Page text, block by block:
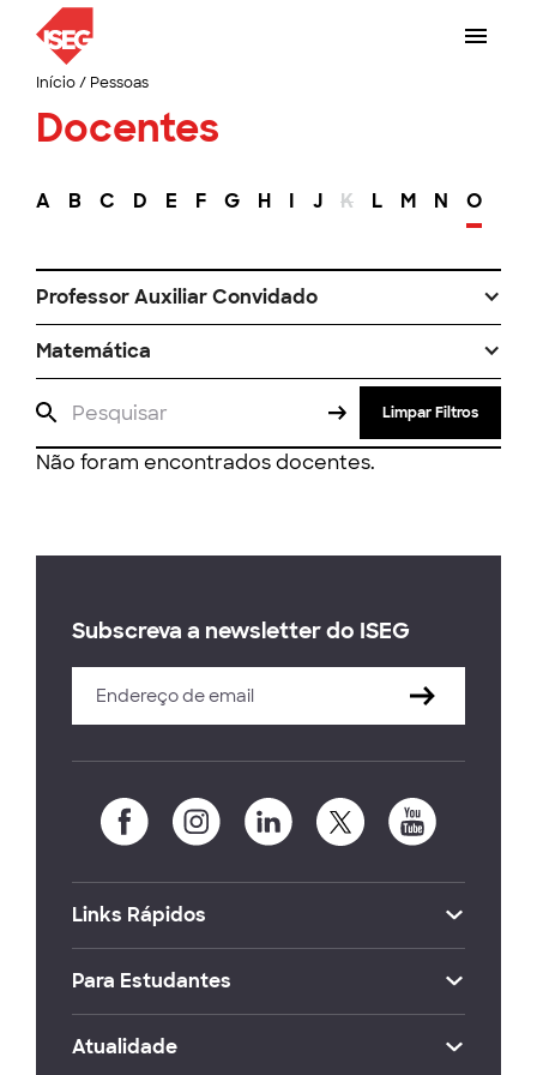
Início/ Pessoas
Docentes
A B C D E F G H I J K L M N O
Professor Auxiliar Convidado
Matemática
Limpar Filtros
Não foram encontrados docentes.
Subscreva a newsletter do ISEG
Links Rápidos
Para Estudantes
Atualidade